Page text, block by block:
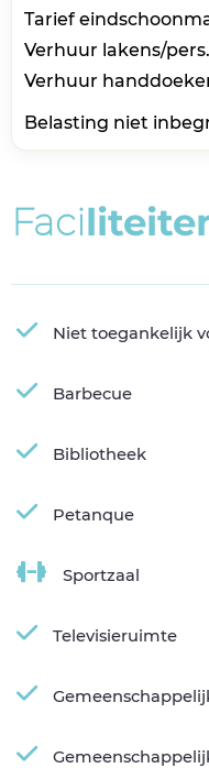
Tarief
Verhuur lakens/
Verhuur
Belasting niet
Faciliteite
Niet toegankelijk
Barbecue
Bibliotheek
Petanque
Sportzaal
Televisieruimte